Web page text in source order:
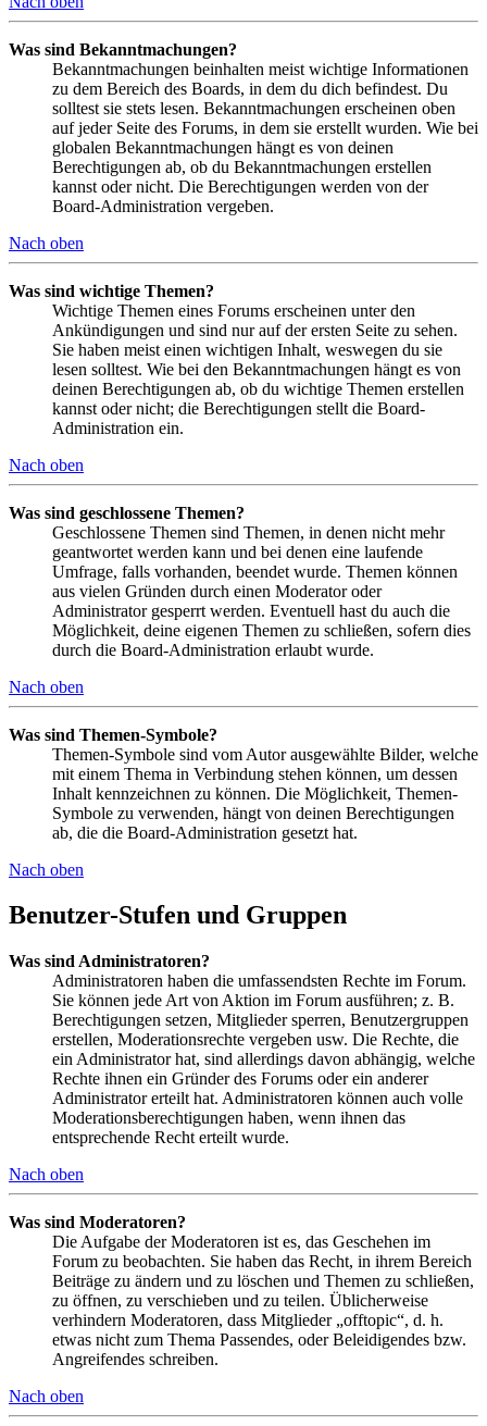
Was sind Bekanntmachungen?
Bekanntmachungen beinhalten meist wichtige Informationen
zu dem Bereich des Boards, in dem du dich befindest. Du
solltest sie stets lesen. Bekanntmachungen erscheinen oben
auf jeder Seite des Forums, in dem sie erstellt wurden. Wie bei
globalen Bekanntmachungen hängt es von deinen
Berechtigungen ab, ob du Bekanntmachungen erstellen
kannst oder nicht. Die Berechtigungen werden von der
Board-Administration vergeben.
Nach oben
Was sind wichtige Themen?
Wichtige Themen eines Forums erscheinen unter den
Ankündigungen und sind nur auf der ersten Seite zu sehen.
Sie haben meist einen wichtigen Inhalt, weswegen du sie
lesen solltest. Wie bei den Bekanntmachungen hängt es von
deinen Berechtigungen ab, ob du wichtige Themen erstellen
kannst oder nicht; die Berechtigungen stellt die Board-
Administration ein.
Nach oben
Was sind geschlossene Themen?
Geschlossene Themen sind Themen, in denen nicht mehr
geantwortet werden kann und bei denen eine laufende
Umfrage, falls vorhanden, beendet wurde. Themen können
aus vielen Gründen durch einen Moderator oder
Administrator gesperrt werden. Eventuell hast du auch die
Möglichkeit, deine eigenen Themen zu schließen, sofern dies
durch die Board-Administration erlaubt wurde.
Nach oben
Was sind Themen-Symbole?
Themen-Symbole sind vom Autor ausgewählte Bilder, welche
mit einem Thema in Verbindung stehen können, um dessen
Inhalt kennzeichnen zu können. Die Möglichkeit, Themen-
Symbole zu verwenden, hängt von deinen Berechtigungen
ab, die die Board-Administration gesetzt hat.
Nach oben
Benutzer-Stufen und Gruppen
Was sind Administratoren?
Administratoren haben die umfassendsten Rechte im Forum.
Sie können jede Art von Aktion im Forum ausführen; z. B.
Berechtigungen setzen, Mitglieder sperren, Benutzergruppen
erstellen, Moderationsrechte vergeben usw. Die Rechte, die
ein Administrator hat, sind allerdings davon abhängig, welche
Rechte ihnen ein Gründer des Forums oder ein anderer
Administrator erteilt hat. Administratoren können auch volle
Moderationsberechtigungen haben, wenn ihnen das
entsprechende Recht erteilt wurde.
Nach oben
Was sind Moderatoren?
Die Aufgabe der Moderatoren ist es, das Geschehen im
Forum zu beobachten. Sie haben das Recht, in ihrem Bereich
Beiträge zu ändern und zu löschen und Themen zu schließen,
zu öffnen, zu verschieben und zu teilen. Üblicherweise
verhindern Moderatoren, dass Mitglieder „offtopic“, d. h.
etwas nicht zum Thema Passendes, oder Beleidigendes bzw.
Angreifendes schreiben.
Nach oben